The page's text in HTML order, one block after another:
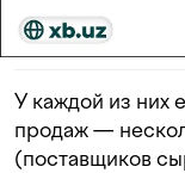
У каждой из них
продаж —
(поставщиков